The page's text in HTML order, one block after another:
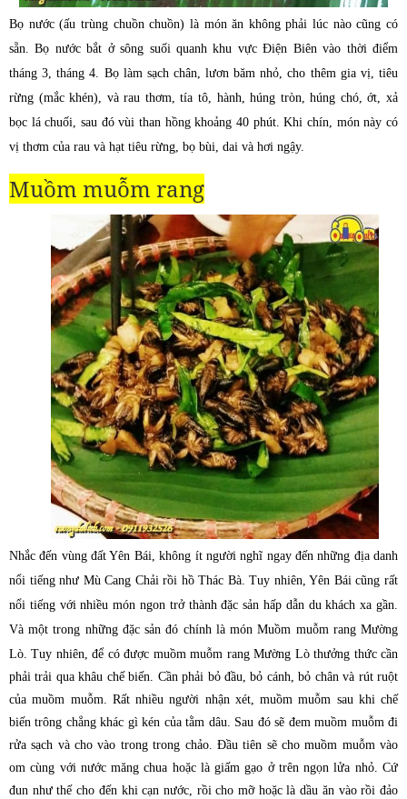
Bọ nước (ấu trùng chuồn chuồn) là món ăn không phải lúc nào cũng có
sẵn. Bọ nước bắt ở sông suối quanh khu vực Điện Biên vào thời điểm
tháng 3, tháng 4. Bọ làm sạch chân, lươn băm nhỏ, cho thêm gia vị, tiêu
rừng (mắc khén), và rau thơm, tía tô, hành, húng tròn, húng chó, ớt, xả
bọc lá chuối, sau đó vùi than hồng khoảng 40 phút. Khi chín, món này có
vị thơm của rau và hạt tiêu rừng, bọ bùi, dai và hơi ngậy.
Muồm muỗm rang
Nhắc đến vùng đất Yên Bái, không ít người nghĩ ngay đến những địa danh
nổi tiếng như Mù Cang Chải rồi hồ Thác Bà. Tuy nhiên, Yên Bái cũng rất
nổi tiếng với nhiều món ngon trở thành đặc sản hấp dẫn du khách xa gần.
Và một trong những đặc sản đó chính là món Muồm muỗm rang Mường
Lò. Tuy nhiên, để có được muồm muỗm rang Mường Lò thưởng thức cần
phải trải qua khâu chế biến. Cần phải bỏ đầu, bỏ cánh, bỏ chân và rút ruột
của muồm muỗm. Rất nhiều người nhận xét, muồm muỗm sau khi chế
biến trông chẳng khác gì kén của tằm dâu. Sau đó sẽ đem muồm muỗm đi
rửa sạch và cho vào trong trong chảo. Đầu tiên sẽ cho muồm muỗm vào
om cùng với nước măng chua hoặc là giấm gạo ở trên ngọn lửa nhỏ. Cứ
đun như thế cho đến khi cạn nước, rồi cho mỡ hoặc là dầu ăn vào rồi đảo